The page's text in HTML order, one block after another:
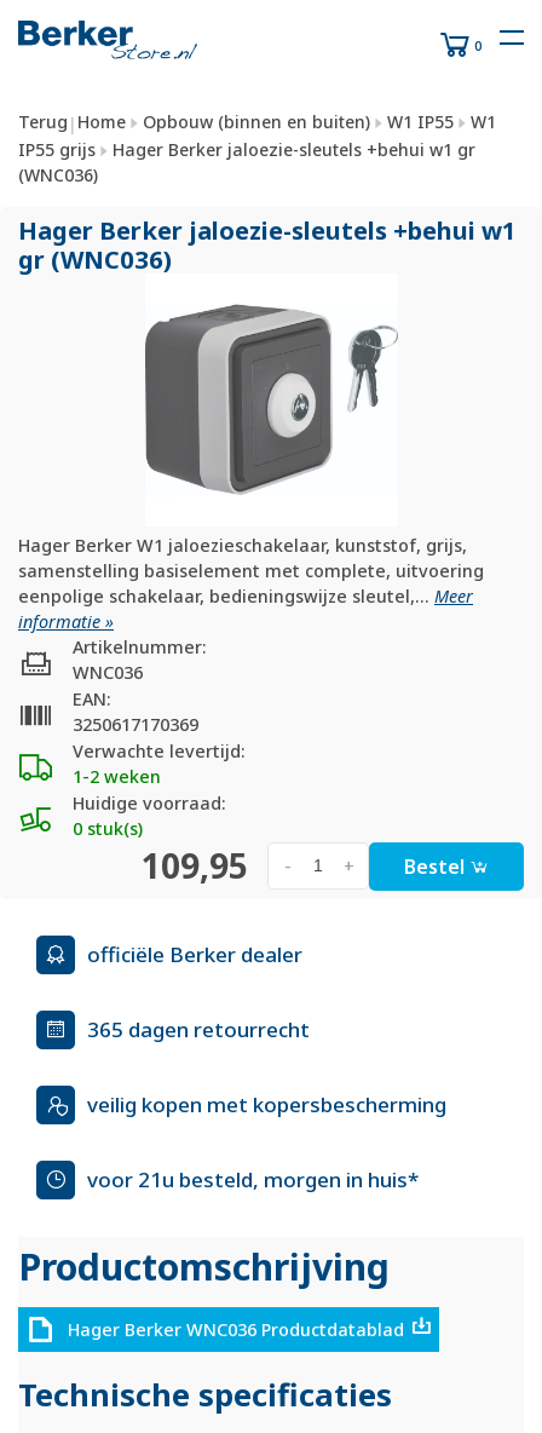
0
Terug | Home Opbouw (binnen en buiten) W1 IP55
W1
IP55 grijs
Hager Berker jaloezie-sleutels +behui w1 gr
(WNC036)
Hager Berker jaloezie-sleutels +behui w1
gr (WNC036)
Hager Berker W1 jaloezieschakelaar, kunststof, grijs,
samenstelling basiselement met complete, uitvoering
eenpolige schakelaar, bedieningswijze sleutel,... Meer
informatie »
Verwachte levertijd:
1-2 weken
Huidige voorraad:
0 stuk(s)
Artikelnummer:
WNC036
EAN:
3250617170369
109,95 +
- Bestel
officiële Berker dealer
365 dagen retourrecht
veilig kopen met kopersbescherming
voor 21u besteld, morgen in huis*
Productomschrijving
Hager Berker WNC036 Productdatablad
Technische specificaties